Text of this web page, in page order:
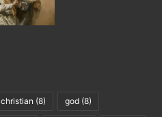
christian (8) god (8)